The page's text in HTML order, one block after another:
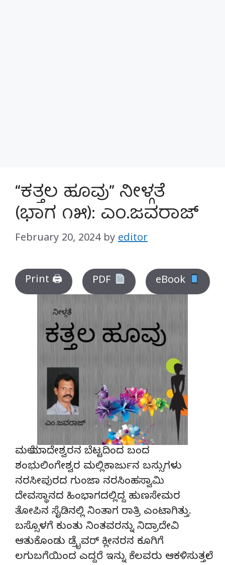
“ಕತ್ತಲ ಹೂವು” ನೀಳ್ಗತೆ
(ಭಾಗ ೧೫): ಎಂ.ಜವರಾಜ್
February 20, 2024 by editor
Print 🖨 PDF eBook
ಮಲೆ ಮಾದೇಶ್ವರನ ಬೆಟ್ಟದಿಂದ ಬಂದ
ಶಂಭುಲಿಂಗೇಶ್ವರ ಮಲ್ಲಿಕಾರ್ಜುನ ಬಸ್ಸುಗಳು
ನರಸೀಪುರದ ಗುಂಜಾ ನರಸಿಂಹಸ್ವಾಮಿ
ದೇವಸ್ಥಾನದ ಹಿಂಭಾಗದಲ್ಲಿದ್ದ ಹುಣಸೇಮರ
ತೋಪಿನ ಸೈಡಿನಲ್ಲಿ ನಿಂತಾಗ ರಾತ್ರಿ ಎಂಟಾಗಿತ್ತು.
ಬಸ್ಸೊಳಗೆ ಕುಂತು ನಿಂತವರನ್ನು ನಿದ್ರಾದೇವಿ
ಆತುಕೊಂಡು ಡ್ರೈವರ್ ಕ್ಲೀನರನ ಕೂಗಿಗೆ
ಲಗುಬಗೆಯಿಂದ ಎದ್ದರೆ ಇನ್ನು ಕೆಲವರು ಆಕಳಿಸುತ್ತಲೇ